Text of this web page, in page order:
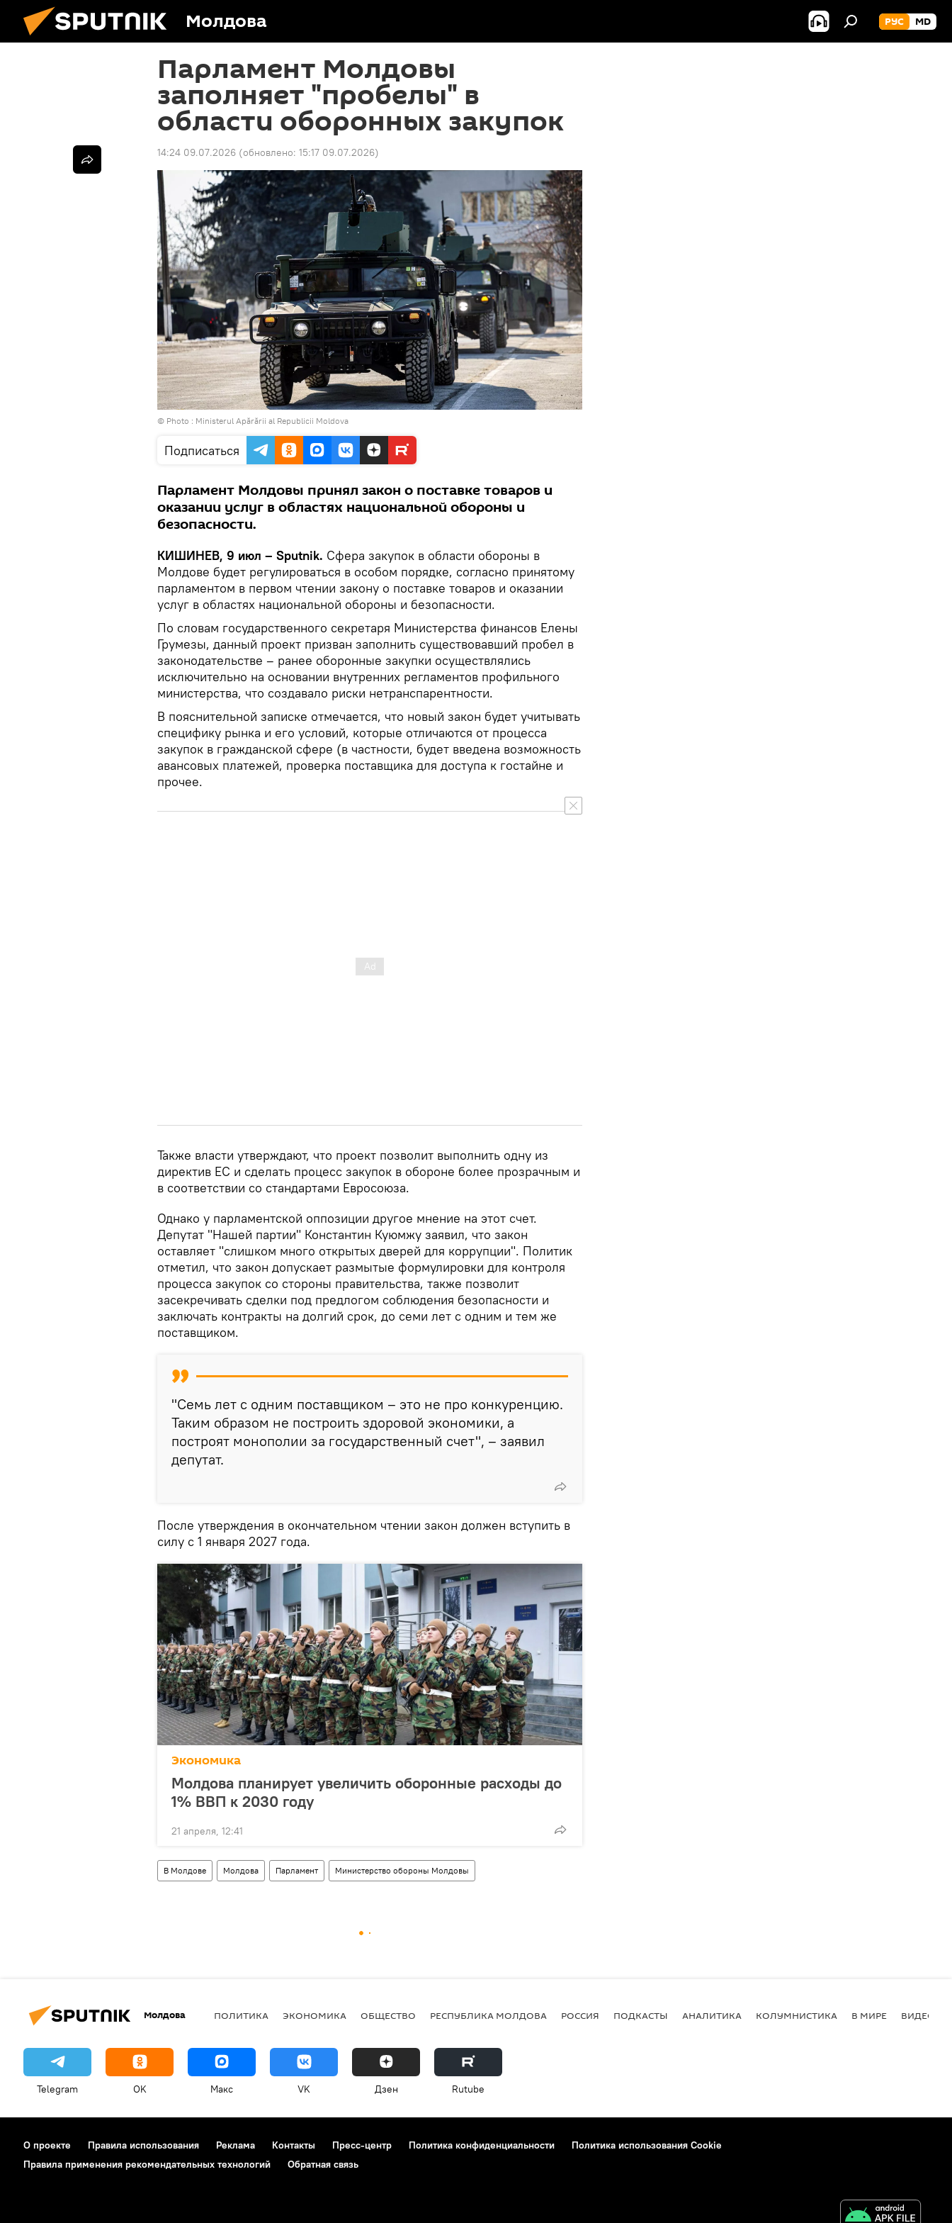
Молдова РУС MD
Парламент Молдовы
заполняет "пробелы" в
области оборонных закупок
14:24 09.07.2026 (обновлено: 15:17 09.07.2026)
© Photo : Ministerul Apărării al Republicii Moldova
Подписаться
Парламент Молдовы принял закон о поставке товаров и
оказании услуг в областях национальной обороны и
безопасности.
КИШИНЕВ, 9 июл – Sputnik. Сфера закупок в области обороны в
Молдове будет регулироваться в особом порядке, согласно принятому
парламентом в первом чтении закону о поставке товаров и оказании
услуг в областях национальной обороны и безопасности.
По словам государственного секретаря Министерства финансов Елены
Грумезы, данный проект призван заполнить существовавший пробел в
законодательстве – ранее оборонные закупки осуществлялись
исключительно на основании внутренних регламентов профильного
министерства, что создавало риски нетранспарентности.
В пояснительной записке отмечается, что новый закон будет учитывать
специфику рынка и его условий, которые отличаются от процесса
закупок в гражданской сфере (в частности, будет введена возможность
авансовых платежей, проверка поставщика для доступа к гостайне и
прочее.
Также власти утверждают, что проект позволит выполнить одну из
директив ЕС и сделать процесс закупок в обороне более прозрачным и
в соответствии со стандартами Евросоюза.
Однако у парламентской оппозиции другое мнение на этот счет.
Депутат "Нашей партии" Константин Куюмжу заявил, что закон
оставляет "слишком много открытых дверей для коррупции". Политик
отметил, что закон допускает размытые формулировки для контроля
процесса закупок со стороны правительства, также позволит
засекречивать сделки под предлогом соблюдения безопасности и
заключать контракты на долгий срок, до семи лет с одним и тем же
поставщиком.
"Семь лет с одним поставщиком – это не про конкуренцию.
Таким образом не построить здоровой экономики, а
построят монополии за государственный счет", – заявил
депутат.
После утверждения в окончательном чтении закон должен вступить в
силу с 1 января 2027 года.
Экономика
Молдова планирует увеличить оборонные расходы до
1% ВВП к 2030 году
21 апреля, 12:41
В Молдове Молдова Парламент Министерство обороны Молдовы
Молдова ПОЛИТИКА ЭКОНОМИКА ОБЩЕСТВО РЕСПУБЛИКА МОЛДОВА РОССИЯ ПОДКАСТЫ АНАЛИТИКА КОЛУМНИСТИКА В МИРЕ ВИДЕО
Telegram OK Макс VK Дзен Rutube
О проекте Правила использования Реклама Контакты Пресс-центр Политика конфиденциальности
Политика использования Cookie
Правила применения рекомендательных технологий
Обратная связь